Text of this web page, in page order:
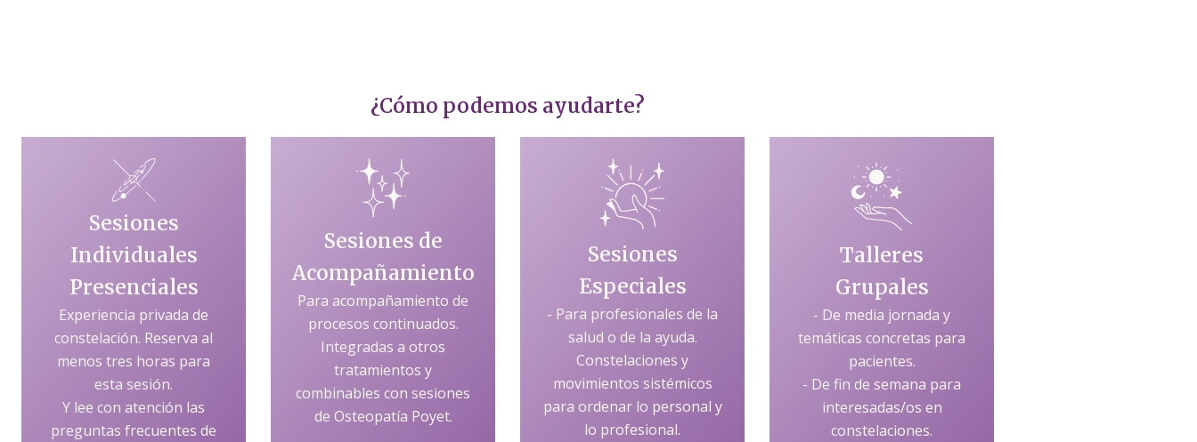
¿Cómo podemos ayudarte?
Sesiones
Individuales
Presenciales
Experiencia privada de
constelación. Reserva al
menos tres horas para
esta sesión.
Y lee con atención las
preguntas frecuentes de
Sesiones de
Acompañamiento
Para acompañamiento de
procesos continuados.
Integradas a otros
tratamientos y
combinables con sesiones
de Osteopatía Poyet.
Sesiones
Especiales
- Para profesionales de la
salud o de la ayuda.
Constelaciones y
movimientos sistémicos
para ordenar lo personal y
lo profesional.
Talleres
Grupales
- De media jornada y
temáticas concretas para
pacientes.
- De fin de semana para
interesadas/os en
constelaciones.